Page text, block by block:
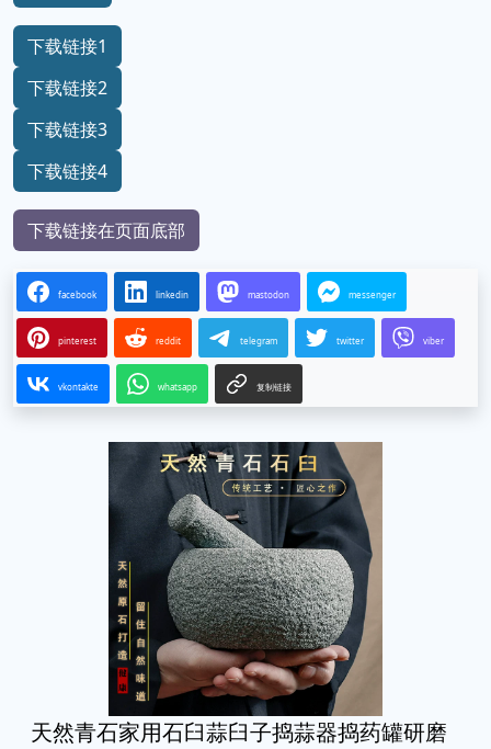
下载链接1
下载链接2
下载链接3
下载链接4
下载链接在页面底部
facebook linkedin mastodon messenger
pinterest reddit telegram twitter viber
vkontakte whatsapp 复制链接
天然青石家用石臼蒜臼子捣蒜器捣药罐研磨